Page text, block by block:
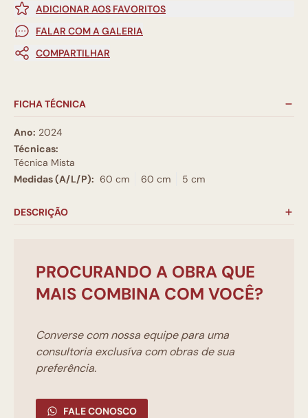
ADICIONAR AOS FAVORITOS
FALAR COM A GALERIA
COMPARTILHAR
FICHA TÉCNICA
Ano: 2024
Técnicas:
Técnica Mista
Medidas (A/L/P): 60 cm 60 cm 5 cm
DESCRIÇÃO
PROCURANDO A OBRA QUE
MAIS COMBINA COM VOCÊ?
Converse com nossa equipe para uma
consultoria exclusíva com obras de sua
preferência.
FALE CONOSCO